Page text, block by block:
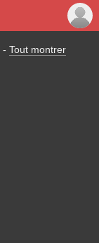
- Tout montrer